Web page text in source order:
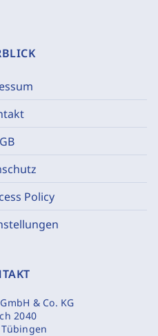
Policy
& Co. KG
2040